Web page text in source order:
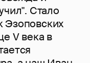
Стало
Эзоповских
V века в